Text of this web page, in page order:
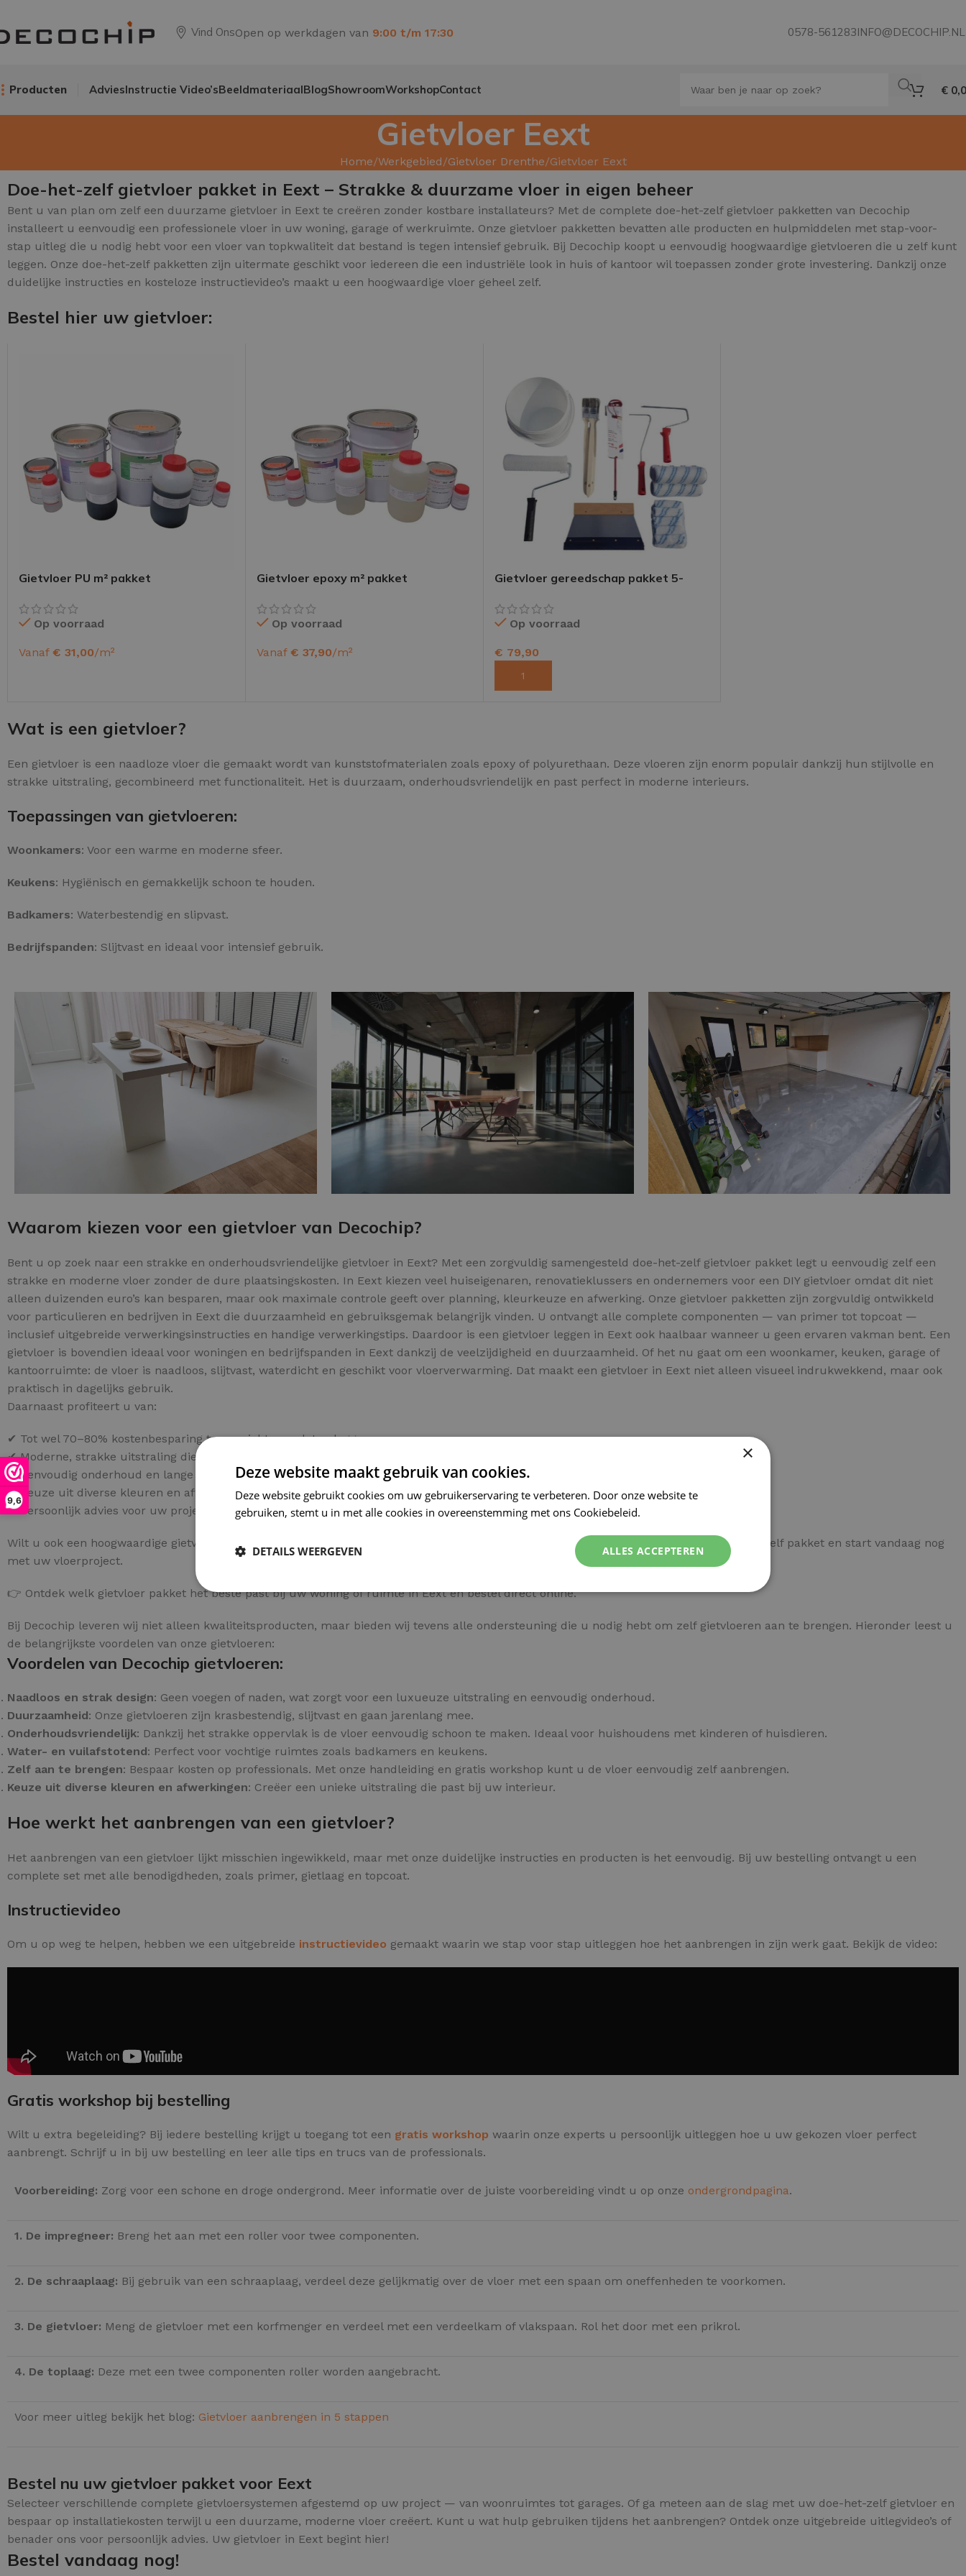
9,6
Vind OnsOpen op werkdagen van 9:00 t/m 17:30 0578-561283INFO@DECOCHIP.NL
Producten
Gietvloer woonruimte
LOS PER VERPAKKING
Tegelprimer
Schraaplaag PU
Gietvloer PU
Gietvloer bedrijfsruimte Gietvloer gereedschap pakket
AdviesInstructie Video’sBeeldmateriaalBlogShowroomWorkshopContact €
Gietvloer Eext
Home Werkgebied Gietvloer Drenthe Gietvloer Eext
Doe-het-zelf gietvloer pakket in Eext – Strakke & duurzame vloer in eigen beheer
Bent u van plan om zelf een duurzame gietvloer in Eext te creëren zonder kostbare installateurs? Met de complete doe-het-zelf gietvloer pakketten van Decochip
installeert u eenvoudig een professionele vloer in uw woning, garage of werkruimte. Onze gietvloer pakketten bevatten alle producten en hulpmiddelen met stap-voor-
stap uitleg die u nodig hebt voor een vloer van topkwaliteit dat bestand is tegen intensief gebruik. Bij Decochip koopt u eenvoudig hoogwaardige gietvloeren die u zelf kunt
leggen. Onze doe-het-zelf pakketten zijn uitermate geschikt voor iedereen die een industriële look in huis of kantoor wil toepassen zonder grote investering. Dankzij onze
duidelijke instructies en kosteloze instructievideo’s maakt u een hoogwaardige vloer geheel zelf.
Bestel hier uw gietvloer:
Gietvloer PU m² pakket
Op voorraad
Vanaf € 31,00/m²
Gietvloer epoxy m² pakket
Op voorraad
Vanaf € 37,90/m²
Gietvloer gereedschap pakket 5-
Op voorraad
€ 79,90
TOEVOEGEN AAN WINKELWAGEN
Wat is een gietvloer?
Een gietvloer is een naadloze vloer die gemaakt wordt van kunststofmaterialen zoals epoxy of polyurethaan. Deze vloeren zijn enorm populair dankzij hun stijlvolle en
strakke uitstraling, gecombineerd met functionaliteit. Het is duurzaam, onderhoudsvriendelijk en past perfect in moderne interieurs.
Toepassingen van gietvloeren:
Woonkamers: Voor een warme en moderne sfeer.
Keukens: Hygiënisch en gemakkelijk schoon te houden.
Badkamers: Waterbestendig en slipvast.
Bedrijfspanden: Slijtvast en ideaal voor intensief gebruik.
Waarom kiezen voor een gietvloer van Decochip?
Bent u op zoek naar een strakke en onderhoudsvriendelijke gietvloer in Eext? Met een zorgvuldig samengesteld doe-het-zelf gietvloer pakket legt u eenvoudig zelf een
strakke en moderne vloer zonder de dure plaatsingskosten. In Eext kiezen veel huiseigenaren, renovatieklussers en ondernemers voor een DIY gietvloer omdat dit niet
alleen duizenden euro’s kan besparen, maar ook maximale controle geeft over planning, kleurkeuze en afwerking. Onze gietvloer pakketten zijn zorgvuldig ontwikkeld
voor particulieren en bedrijven in Eext die duurzaamheid en gebruiksgemak belangrijk vinden. U ontvangt alle complete componenten — van primer tot topcoat —
inclusief uitgebreide verwerkingsinstructies en handige verwerkingstips. Daardoor is een gietvloer leggen in Eext ook haalbaar wanneer u geen ervaren vakman bent. Een
gietvloer is bovendien ideaal voor woningen en bedrijfspanden in Eext dankzij de veelzijdigheid en duurzaamheid. Of het nu gaat om een woonkamer, keuken, garage of
kantoorruimte: de vloer is naadloos, slijtvast, waterdicht en geschikt voor vloerverwarming. Dat maakt een gietvloer in Eext niet alleen visueel indrukwekkend, maar ook
praktisch in dagelijks gebruik.
Daarnaast profiteert u van:
✔ Tot wel 70–80% kostenbesparing ten opzichte van laten leggen
✔ Moderne, strakke uitstraling die past bij ieder interieur
✔ Eenvoudig onderhoud en lange levensduur
✔ Keuze uit diverse kleuren en afwerkingen
✔ Persoonlijk advies voor uw project in Eext
Wilt u ook een hoogwaardige gietvloer in Eext realiseren tegen een fractie van de normale kosten? Kies dan voor een compleet doe-het-zelf pakket en start vandaag nog
met uw vloerproject.
👉 Ontdek welk gietvloer pakket het beste past bij uw woning of ruimte in Eext en bestel direct online.
Bij Decochip leveren wij niet alleen kwaliteitsproducten, maar bieden wij tevens alle ondersteuning die u nodig hebt om zelf gietvloeren aan te brengen. Hieronder leest u
de belangrijkste voordelen van onze gietvloeren:
Voordelen van Decochip gietvloeren:
Naadloos en strak design: Geen voegen of naden, wat zorgt voor een luxueuze uitstraling en eenvoudig onderhoud.
Duurzaamheid: Onze gietvloeren zijn krasbestendig, slijtvast en gaan jarenlang mee.
Onderhoudsvriendelijk: Dankzij het strakke oppervlak is de vloer eenvoudig schoon te maken. Ideaal voor huishoudens met kinderen of huisdieren.
Water- en vuilafstotend: Perfect voor vochtige ruimtes zoals badkamers en keukens.
Zelf aan te brengen: Bespaar kosten op professionals. Met onze handleiding en gratis workshop kunt u de vloer eenvoudig zelf aanbrengen.
Keuze uit diverse kleuren en afwerkingen: Creëer een unieke uitstraling die past bij uw interieur.
Hoe werkt het aanbrengen van een gietvloer?
Het aanbrengen van een gietvloer lijkt misschien ingewikkeld, maar met onze duidelijke instructies en producten is het eenvoudig. Bij uw bestelling ontvangt u een
complete set met alle benodigdheden, zoals primer, gietlaag en topcoat.
Instructievideo
Om u op weg te helpen, hebben we een uitgebreide instructievideo gemaakt waarin we stap voor stap uitleggen hoe het aanbrengen in zijn werk gaat. Bekijk de video:
Gratis workshop bij bestelling
Wilt u extra begeleiding? Bij iedere bestelling krijgt u toegang tot een gratis workshop waarin onze experts u persoonlijk uitleggen hoe u uw gekozen vloer perfect
aanbrengt. Schrijf u in bij uw bestelling en leer alle tips en trucs van de professionals.
Voorbereiding: Zorg voor een schone en droge ondergrond. Meer informatie over de juiste voorbereiding vindt u op onze ondergrondpagina.
1. De impregneer: Breng het aan met een roller voor twee componenten.
2. De schraaplaag: Bij gebruik van een schraaplaag, verdeel deze gelijkmatig over de vloer met een spaan om oneffenheden te voorkomen.
3. De gietvloer: Meng de gietvloer met een korfmenger en verdeel met een verdeelkam of vlakspaan. Rol het door met een prikrol.
4. De toplaag: Deze met een twee componenten roller worden aangebracht.
Voor meer uitleg bekijk het blog: Gietvloer aanbrengen in 5 stappen
Bestel nu uw gietvloer pakket voor Eext
Selecteer verschillende complete gietvloersystemen afgestemd op uw project — van woonruimtes tot garages. Of ga meteen aan de slag met uw doe-het-zelf gietvloer en
bespaar op installatiekosten terwijl u een duurzame, moderne vloer creëert. Kunt u wat hulp gebruiken tijdens het aanbrengen? Ontdek onze uitgebreide uitlegvideo’s of
benader ons voor persoonlijk advies. Uw gietvloer in Eext begint hier!
Bestel vandaag nog!
×
Deze website maakt gebruik van cookies.
Deze website gebruikt cookies om uw gebruikerservaring te verbeteren. Door onze website te
gebruiken, stemt u in met alle cookies in overeenstemming met ons Cookiebeleid.
ALLES ACCEPTEREN
DETAILS WEERGEVEN